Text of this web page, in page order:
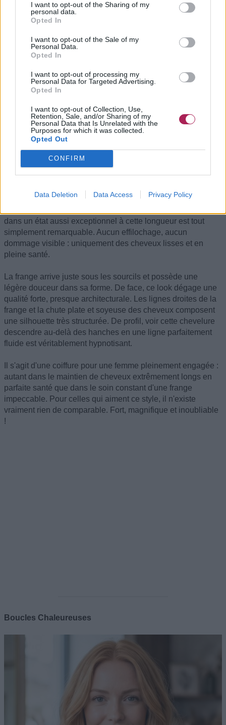
I want to opt-out of the Sharing of my
personal data.
Opted In
I want to opt-out of the Sale of my
Personal Data.
Opted In
I want to opt-out of processing my
Personal Data for Targeted Advertising.
Opted In
I want to opt-out of Collection, Use,
Retention, Sale, and/or Sharing of my
Personal Data that Is Unrelated with the
Purposes for which it was collected.
Opted Out
CONFIRM
Data Deletion Data Access Privacy Policy
Ce look présente des cheveux blond platine très longs et
magnifique qui encadre le visage. La longueur descend bien
dans un état aussi exceptionnel à cette longueur est tout
simplement remarquable. Aucun effilochage, aucun
dommage visible : uniquement des cheveux lisses et en
pleine santé.
La frange arrive juste sous les sourcils et possède une
légère douceur dans sa forme. De face, ce look dégage une
qualité forte, presque architecturale. Les lignes droites de la
frange et la chute plate et soyeuse des cheveux composent
une silhouette très structurée. De profil, voir cette chevelure
descendre au-delà des hanches en une ligne parfaitement
fluide est véritablement hypnotisant.
Il s'agit d'une coiffure pour une femme pleinement engagée :
autant dans le maintien de cheveux extrêmement longs en
parfaite santé que dans le soin constant d'une frange
impeccable. Pour celles qui aiment ce style, il n'existe
vraiment rien de comparable. Fort, magnifique et inoubliable
!
Boucles Chaleureuses